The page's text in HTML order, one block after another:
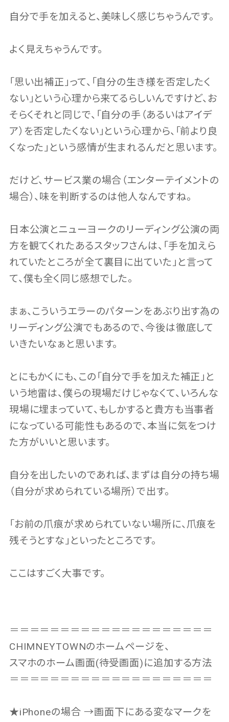
自分で手を加えると、美味しく感じちゃうんです。
よく見えちゃうんです。
「思い出補正」って、「自分の生き様を否定したく
ない」という心理から来てるらしいんですけど、お
そらくそれと同じで、「自分の手（あるいはアイデ
ア）を否定したくない」という心理から、「前より良
くなった」という感情が生まれるんだと思います。
だけど、サービス業の場合（エンターテイメントの
場合）、味を判断するのは他人なんですね。
日本公演とニューヨークのリーディング公演の両
方を観てくれたあるスタッフさんは、「手を加えら
れていたところが全て裏目に出ていた」と言って
て、僕も全く同じ感想でした。
まぁ、こういうエラーのパターンをあぶり出す為の
リーディング公演でもあるので、今後は徹底して
いきたいなぁと思います。
とにもかくにも、この「自分で手を加えた補正」と
いう地雷は、僕らの現場だけじゃなくて、いろんな
現場に埋まっていて、もしかすると貴方も当事者
になっている可能性もあるので、本当に気をつけ
た方がいいと思います。
自分を出したいのであれば、まずは自分の持ち場
（自分が求められている場所）で出す。
「お前の爪痕が求められていない場所に、爪痕を
残そうとすな」といったところです。
ここはすごく大事です。
＝＝＝＝＝＝＝＝＝＝＝＝＝＝＝＝＝＝＝＝
CHIMNEYTOWNのホームページを、
スマホのホーム画面(待受画面)に追加する方法
＝＝＝＝＝＝＝＝＝＝＝＝＝＝＝＝＝＝＝＝
★iPhoneの場合 →画面下にある変なマークを